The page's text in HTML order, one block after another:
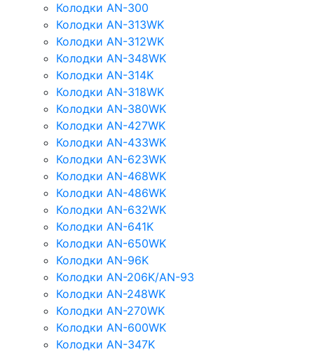
Колодки AN-300
Колодки AN-313WK
Колодки AN-312WK
Колодки AN-348WK
Колодки AN-314K
Колодки AN-318WK
Колодки AN-380WK
Колодки AN-427WK
Колодки AN-433WK
Колодки AN-623WK
Колодки AN-468WK
Колодки AN-486WK
Колодки AN-632WK
Колодки AN-641K
Колодки AN-650WK
Колодки AN-96K
Колодки AN-206K/AN-93
Колодки AN-248WK
Колодки AN-270WK
Колодки AN-600WK
Колодки AN-347K